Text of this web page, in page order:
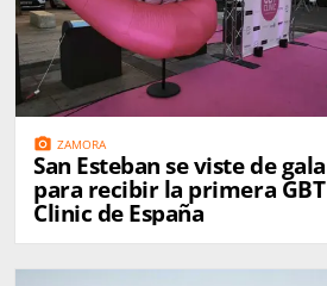
photo_camera ZAMORA
San Esteban se viste de gala
para recibir la primera GBT
Clinic de España